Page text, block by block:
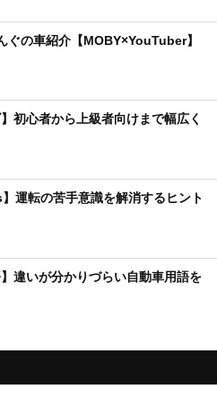
ぐの車紹介【MOBY×YouTuber】
】初心者から上級者向けまで幅広く
】運転の苦手意識を解消するヒント
】違いが分かりづらい自動車用語を